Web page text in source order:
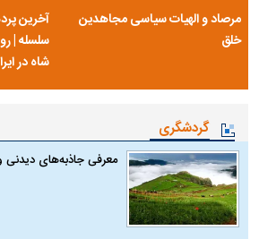
مرصاد و الهیات سیاسی مجاهدین
خلق
آخرین
سلسله |
شاه در
گردشگری
معرفی جاذبه‌های دیدنی